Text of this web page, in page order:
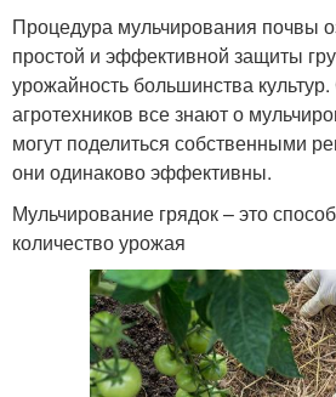
Процедура мульчирования почвы
простой и эффективной защиты
урожайность большинства
агротехников все знают о
могут поделиться собственными
они одинаково эффективны.
Мульчирование грядок – это
количество урожая